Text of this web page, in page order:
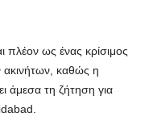
πλέον ως ένας κρίσιμος
ακινήτων, καθώς η
άμεσα τη ζήτηση για